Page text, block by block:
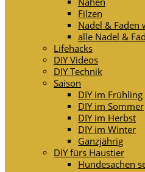
Filzen
Nadel & Faden
alle Nadel &
Lifehacks
DIY Videos
DIY Technik
Saison
DIY im Frühling
DIY im Sommer
DIY im Herbst
DIY im Winter
Ganzjährig
DIY fürs Haustier
Hundesachen